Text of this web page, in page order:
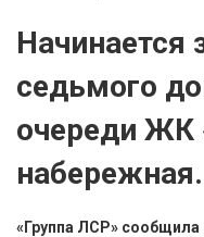
Начинается
седьмого
очереди ЖК
«Группа ЛСР» сообщила